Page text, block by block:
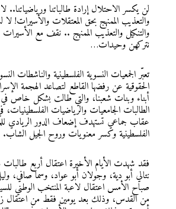
لن يكسر الاحتلال إرادة طالباتنا ورياضياتنا..
والتعذيب الممنهج بحق المعتقلات والأسيرات! لا
والتنكيل والتعذيب الممنهج .. نقف مع الأسيرات
نتركهن وحيدات…
تعبّر الجمعيات النسوية الفلسطينية والناشطات
الحقوقية عن رفضها القاطع لتصاعد الهجمة
أبناء وبنات شعبنا، والتي طالت بشكل خاص في
الطالبات الجامعيات والرياضيات
عقاب جماعي تستهدف إضعاف الدور الريادي
الفلسطينية وكسر معنويات وروح الجيل الشاب.
فقد شهدت الأيام الأخيرة اعتقال أربع
نتالي أبو دية، وجولان أبو عواد، وسما صافي،
صباح الأمس اعتقال لاعبة المنتخب الوطني
من القدس، وذلك بعد يومين فقط من اعتقال